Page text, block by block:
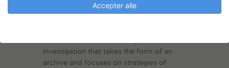
Tina Enghoff & Kent Klich: In
investigation that takes the form of an
archive and focuses on strategies of
Accepter alle